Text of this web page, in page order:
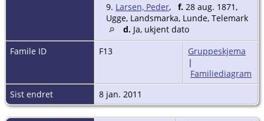
9. Larsen, Peder, f. 28 aug. 1871,
Ugge, Landsmarka, Lunde, Telemark
d. Ja, ukjent dato
Famile ID
F13
Gruppeskjema
|
Familiediagram
Sist endret
8 jan. 2011